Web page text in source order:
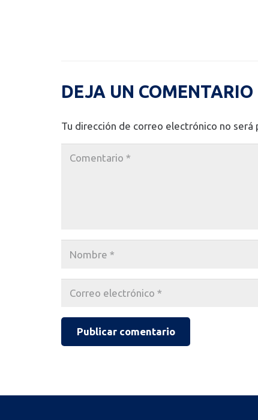
DEJA UN COMENTARIO
Tu dirección de correo electrónico no será
Publicar comentario